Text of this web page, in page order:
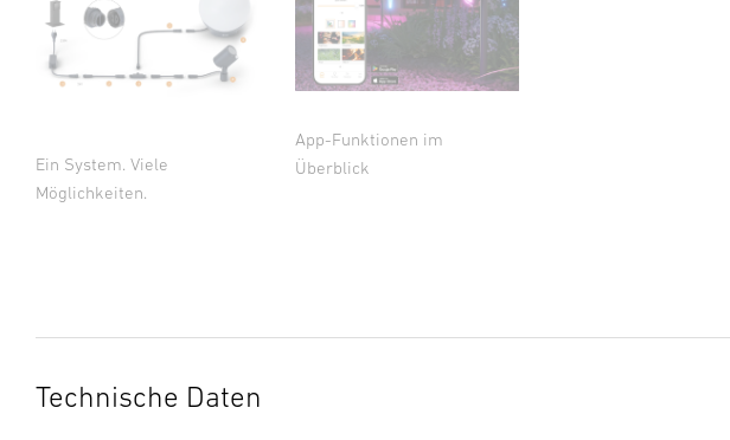
Ein System. Viele
Möglichkeiten.
App-Funktionen im
Überblick
Technische Daten